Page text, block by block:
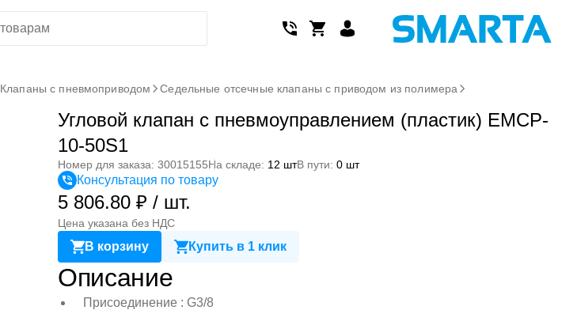
Клапаны с пневмоприводом
Седельные отсечные клапаны с приводом из полимера
Угловой клапан с пневмоуправлением (пластик) EMCP-
10-50S1
Номер для заказа: 30015155На складе: 12 штВ пути: 0 шт
Консультация по товару
5 806.80 ₽ / шт.
Цена указана без НДС
В корзину Купить в 1 клик
Описание
Присоединение : G3/8